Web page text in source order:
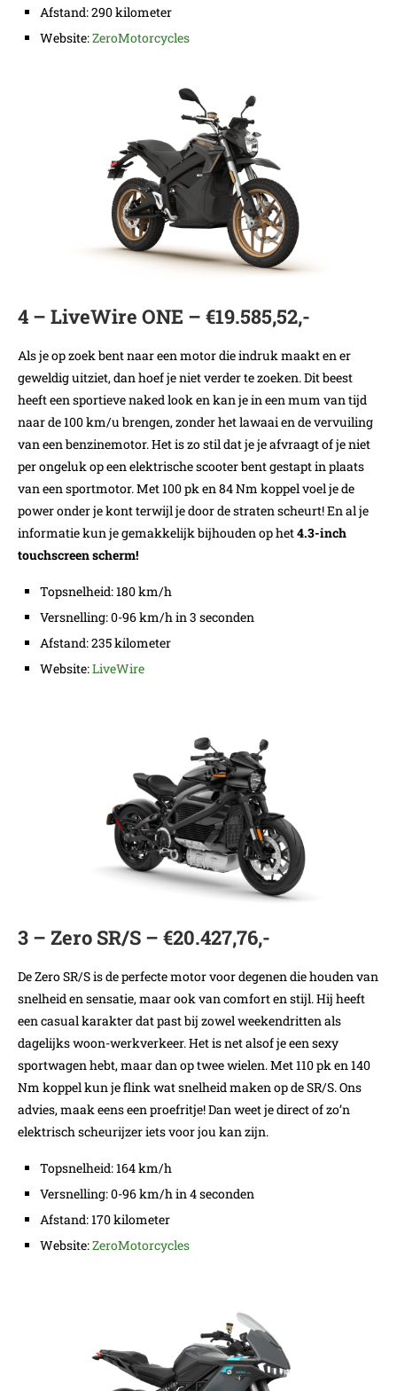
Afstand: 290 kilometer
Website:ZeroMotorcycles
4 – LiveWire ONE – €19.585,52,-
Als je op zoek bent naar een motor die indruk maakt en er
geweldig uitziet, dan hoef je niet verder te zoeken. Dit beest
heeft een sportieve naked look en kan je in een mum van tijd
naar de 100 km/u brengen, zonder het lawaai en de vervuiling
van een benzinemotor. Het is zo stil dat je je afvraagt of je niet
per ongeluk op een elektrische scooter bent gestapt in plaats
van een sportmotor. Met 100 pk en 84 Nm koppel voel je de
power onder je kont terwijl je door de straten scheurt! En al je
informatie kun je gemakkelijk bijhouden op het4.3-inch
touchscreen scherm!
Topsnelheid: 180 km/h
Versnelling: 0-96 km/h in 3 seconden
Afstand: 235 kilometer
Website:LiveWire
3 – Zero SR/S – €20.427,76,-
De Zero SR/S is de perfecte motor voor degenen die houden van
snelheid en sensatie, maar ook van comfort en stijl. Hij heeft
een casual karakter dat past bij zowel weekendritten als
dagelijks woon-werkverkeer. Het is net alsof je een sexy
sportwagen hebt, maar dan op twee wielen. Met 110 pk en 140
Nm koppel kun je flink wat snelheid maken op de SR/S. Ons
advies, maak eens een proefritje! Dan weet je direct of zo’n
elektrisch scheurijzer iets voor jou kan zijn.
Topsnelheid: 164 km/h
Versnelling: 0-96 km/h in 4 seconden
Afstand: 170 kilometer
Website:ZeroMotorcycles